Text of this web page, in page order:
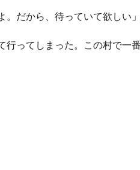
だから、待っていて欲しい」
行ってしまった。この村で一